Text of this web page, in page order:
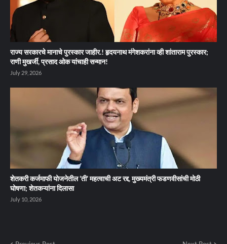
राज्य सरकारचे मानाचे पुरस्कार जाहीर.! हृदयनाथ मंगेशकरांना व्ही शांताराम पुरस्कार;
राणी मुखर्जी, प्रसाद ओक यांचाही सन्मान!
July 29, 2026
शेतकरी कर्जमाफी योजनेतील ‘ती’ महत्वाची अट रद्द, मुख्यमंत्री फडणवीसांची मोठी
घोषणा; शेतकऱ्यांना दिलासा
July 10, 2026